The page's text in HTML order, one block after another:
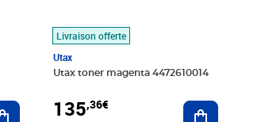
Ajouter au panier
Livraison offerte
Utax
Utax toner magenta 4472610014
135,36€ Ajouter